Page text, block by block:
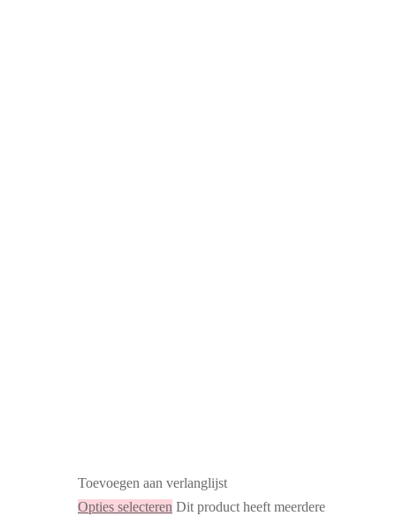
Toevoegen aan verlanglijst
Opties selecteren Dit product heeft meerdere